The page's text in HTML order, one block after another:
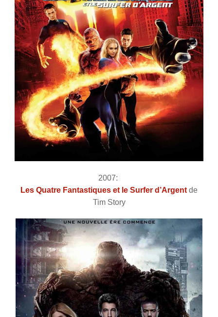
2007:
Les Quatre Fantastiques et le Surfer d’Argent de
Tim Story